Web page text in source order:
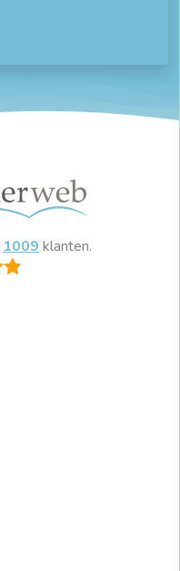
1009 klanten.